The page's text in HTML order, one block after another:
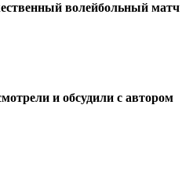
волейбольный матч
и обсудили с автором